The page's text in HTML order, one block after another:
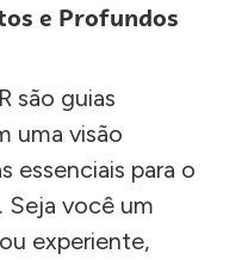
e Profundos
são guias
uma visão
essenciais para o
Seja você um
experiente,